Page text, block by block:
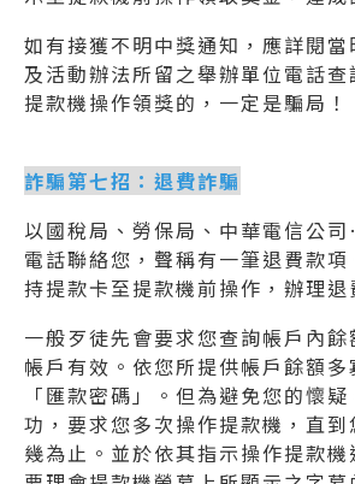
如有接獲不明中獎通知，應詳閱
及活動辦法所留之舉辦單位電話
提款機操作領獎的，一定是騙局！
詐騙第七招：退費詐騙
以國稅局、勞保局、中華電信公
電話聯絡您，聲稱有一筆退費款
持提款卡至提款機前操作，辦理退
一般歹徒先會要求您查詢帳戶內
帳戶有效。依您所提供帳戶餘額
「匯款密碼」。但為避免您的懷
功，要求您多次操作提款機，直
幾為止。並於依其指示操作提款